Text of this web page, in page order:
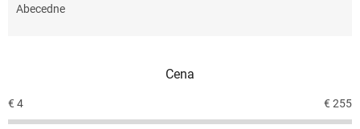
r
o
Abecedne
Cena
€ 4 € 255